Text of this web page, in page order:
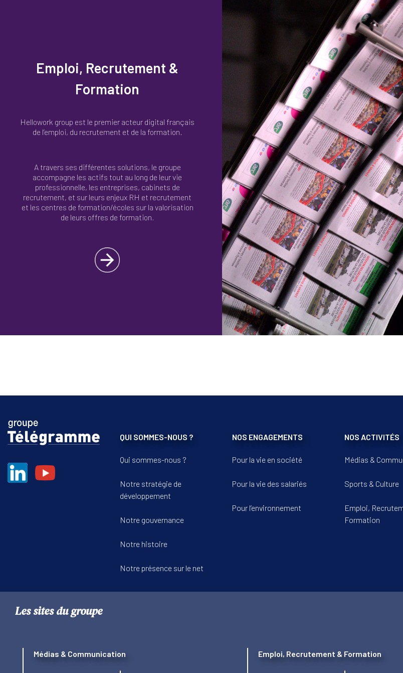
Emploi, Recrutement &
Formation
Hellowork group est le premier acteur digital français
de l’emploi, du recrutement et de la formation.
A travers ses différentes solutions, le groupe
accompagne les actifs tout au long de leur vie
professionnelle, les entreprises, cabinets de
recrutement, et sur leurs enjeux RH et recrutement
et les centres de formation/écoles sur la valorisation
de leurs offres de formation.
QUI SOMMES-NOUS ?
Qui sommes-nous ?
Notre stratégie de
développement
Notre gouvernance
Notre histoire
Notre présence sur le net
NOS ENGAGEMENTS
Pour la vie en société
Pour la vie des salariés
Pour l’environnement
NOS ACTIVITÉS
Médias &
Sports & Culture
Emploi,
Formation
Les sites du groupe
Médias & Communication Emploi, Recrutement & Formation